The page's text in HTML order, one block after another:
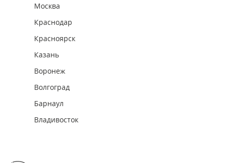
Москва
Краснодар
Красноярск
Казань
Воронеж
Волгоград
Барнаул
Владивосток